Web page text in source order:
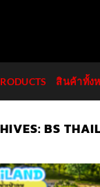
สินค้าทั้ง
BS